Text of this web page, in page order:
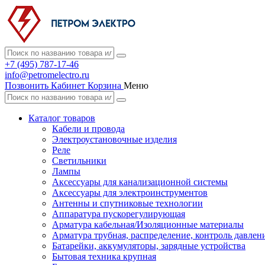
+7 (495) 787-17-46
info@petromelectro.ru
Позвонить Кабинет Корзина Меню
Каталог товаров
Кабели и провода
Электроустановочные изделия
Реле
Светильники
Лампы
Аксессуары для канализационной системы
Аксессуары для электроинструментов
Антенны и спутниковые технологии
Аппаратура пускорегулирующая
Арматура кабельная/Изоляционные материалы
Арматура трубная, распределение, контроль
Батарейки, аккумуляторы, зарядные устройства
Бытовая техника крупная